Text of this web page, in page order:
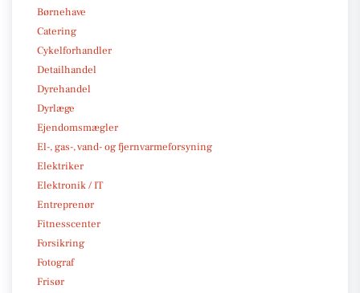
Børnehave
Catering
Cykelforhandler
Detailhandel
Dyrehandel
Dyrlæge
Ejendomsmægler
El-, gas-, vand- og fjernvarmeforsyning
Elektriker
Elektronik / IT
Entreprenør
Fitnesscenter
Forsikring
Fotograf
Frisør